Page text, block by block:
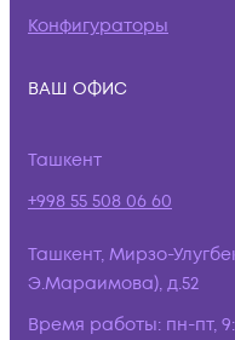
Конфигураторы
ВАШ ОФИС
Ташкент
+998 55 508 06 60
Ташкент, Мирзо-
Э.Мараимова), д.52
Время работы: пн-пт,